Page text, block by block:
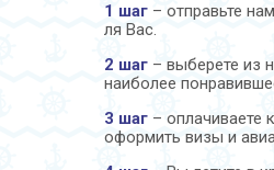
1 шаг – отправьте
ля Вас.
2 шаг – выберете из
наиболее
3 шаг – оплачиваете
оформить визы и